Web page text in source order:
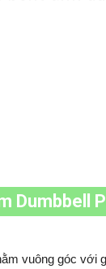
Dumbbell
vuông góc với